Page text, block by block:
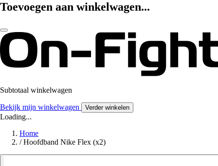
Toevoegen aan winkelwagen...
Subtotaal winkelwagen
Bekijk mijn winkelwagen Verder winkelen
Loading...
Home
/ Hoofdband Nike Flex (x2)